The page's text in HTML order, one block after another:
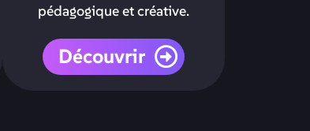
pédagogique et créative.
Découvrir